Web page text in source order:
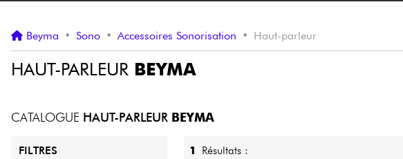
Synthés & Sampleurs Home
Beyma • Sono • Accessoires Sonorisation • Haut-parleur
HAUT-PARLEUR BEYMA
CATALOGUE HAUT-PARLEUR BEYMA
FILTRES 1 Résultats :